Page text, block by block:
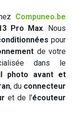
Compuneo.be
Pro Max. Nous
pour
de votre
dans le
photo avant et
, du connecteur
et de l'écouteur